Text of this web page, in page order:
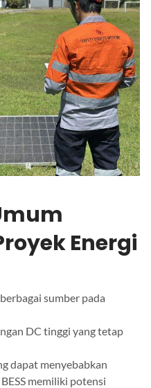
Energi
sumber pada
DC tinggi yang tetap
dapat menyebabkan
memiliki potensi